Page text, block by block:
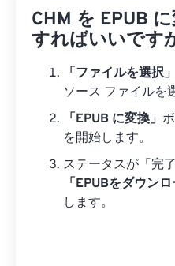
CHM を EPUB
すればいいです
「ファイルを選択」
ソース ファイルを
「EPUB に変換」
を開始します。
ステータスが「完
「EPUBをダウンロ
します。